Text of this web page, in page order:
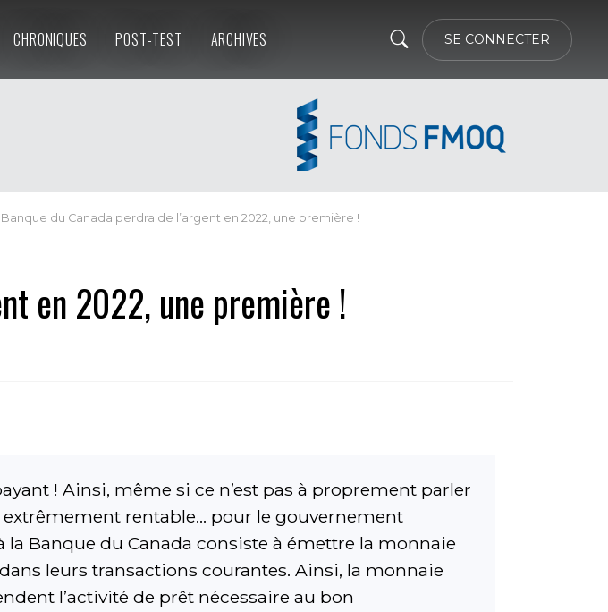
SE CONNECTER
CHRONIQUES POST-TEST ARCHIVES
Banque du Canada perdra de l’argent en 2022, une première !
en 2022, une première !
! Ainsi, même si ce n’est pas à proprement parler
rentable… pour le gouvernement
Banque du Canada consiste à émettre la monnaie
leurs transactions courantes. Ainsi, la monnaie
l’activité de prêt nécessaire au bon